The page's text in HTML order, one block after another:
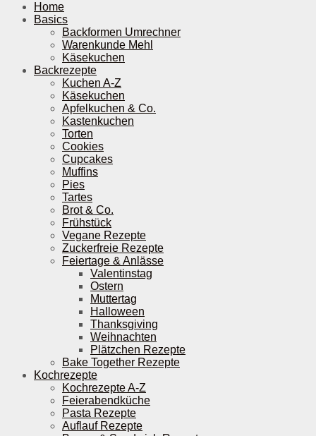
Home
Basics
Backformen Umrechner
Warenkunde Mehl
Käsekuchen
Backrezepte
Kuchen A-Z
Käsekuchen
Apfelkuchen & Co.
Kastenkuchen
Torten
Cookies
Cupcakes
Muffins
Pies
Tartes
Brot & Co.
Frühstück
Vegane Rezepte
Zuckerfreie Rezepte
Feiertage & Anlässe
Valentinstag
Ostern
Muttertag
Halloween
Thanksgiving
Weihnachten
Plätzchen Rezepte
Bake Together Rezepte
Kochrezepte
Kochrezepte A-Z
Feierabendküche
Pasta Rezepte
Auflauf Rezepte